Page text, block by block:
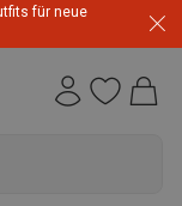
für neue